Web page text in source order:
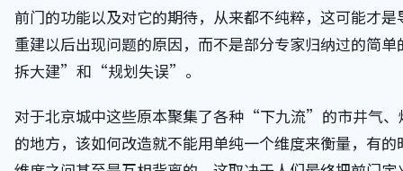
前门的功能以及对它的期待，从来都不纯粹，这可能才是
重建以后出现问题的原因，而不是部分专家归纳过的简
拆大建”和“规划失误”。
对于北京城中这些原本聚集了各种“下九流”的市井气、
的地方，该如何改造就不能用单纯一个维度来衡量，有的